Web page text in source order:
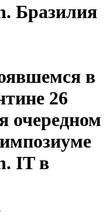
Бразилия
в
26
очередном
IT в